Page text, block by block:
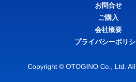
お問合せ
ご購入
会社概要
プライバシーポリ
Copyright © OTOGINO Co., Ltd. All